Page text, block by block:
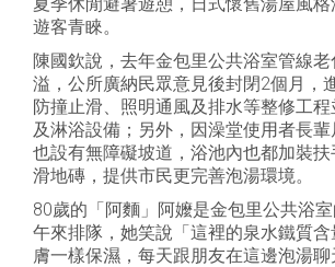
遊客青睞。
陳國欽說，去年金包里公共浴室管線
溢，公所廣納民眾意見後封閉2個月，
防撞止滑、照明通風及排水等整修工
及淋浴設備；另外，因澡堂使用者長
也設有無障礙坡道，浴池內也都加裝
滑地磚，提供市民更完善泡湯環境。
80歲的「阿麵」阿嬤是金包里公共浴
午來排隊，她笑說「這裡的泉水鐵質
膚一樣保濕，每天跟朋友在這邊泡湯